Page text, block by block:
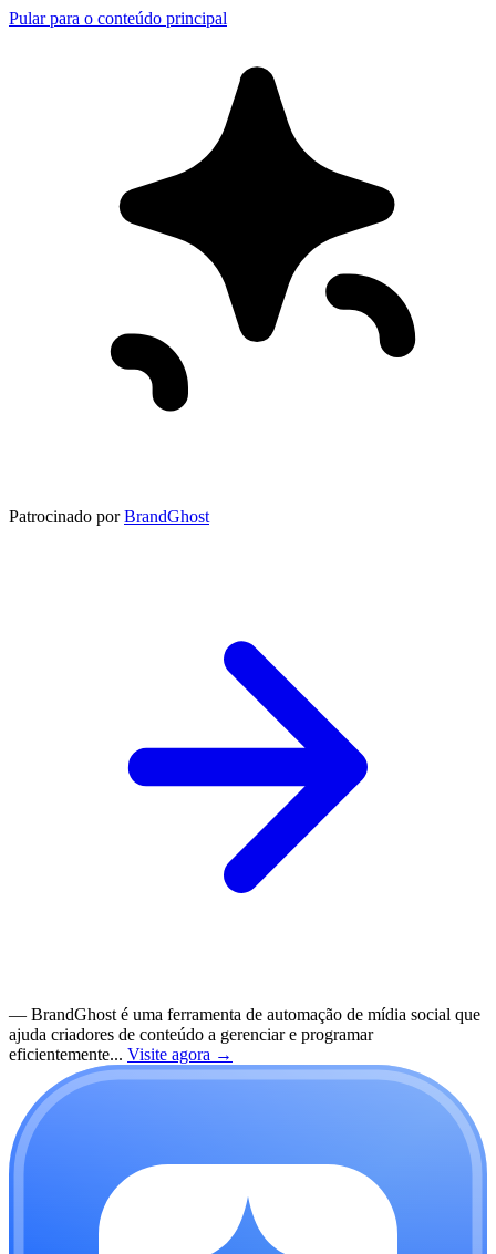
Pular para o conteúdo principal
Patrocinado por BrandGhost
— BrandGhost é uma ferramenta de automação de mídia social que
ajuda criadores de conteúdo a gerenciar e programar
eficientemente... Visite agora →